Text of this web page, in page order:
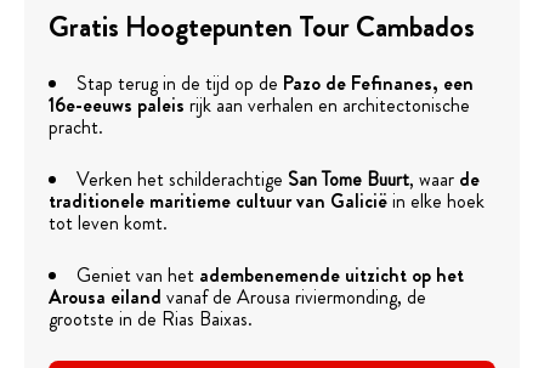
Gratis Hoogtepunten Tour Cambados
Stap terug in de tijd op de Pazo de Fefinanes, een
16e-eeuws paleis rijk aan verhalen en architectonische
pracht.
Verken het schilderachtige San Tome Buurt, waar de
traditionele maritieme cultuur van Galiciëin elke hoek
tot leven komt.
Geniet van het adembenemende uitzicht op het
Arousa eiland vanaf de Arousa riviermonding, de
grootste in de Rias Baixas.